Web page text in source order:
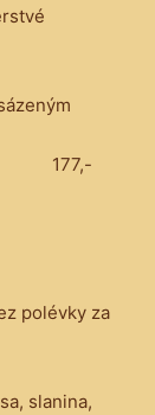
177,-
polévky za
slanina,